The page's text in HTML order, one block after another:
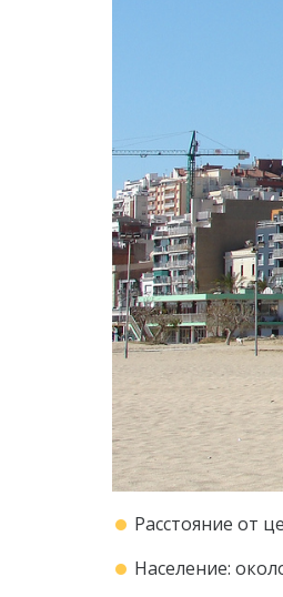
Расстояние от
Население: